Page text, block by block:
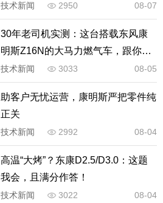
技术新闻 2950 08-07
30年老司机实测：这台搭载东风康
明斯Z16N的大马力燃气车，跟你想
的不太一样
技术新闻 3033 08-05
助客户无忧运营，康明斯严把零件纯
正关
技术新闻 2992 08-04
高温“大烤”？东康D2.5/D3.0：这题
我会，且满分作答！
技术新闻 3022 08-04